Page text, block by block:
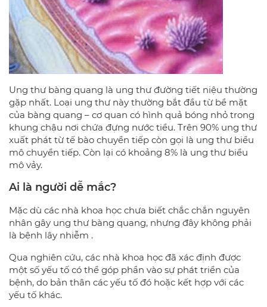
Ung thư bàng quang là ung thư đường tiết niệu thường
gặp nhất. Loại ung thư này thường bắt đầu từ bề mặt
của bàng quang – cơ quan có hình quả bóng nhỏ trong
khung chậu nơi chứa đựng nước tiểu. Trên 90% ung thư
xuất phát từ tế bào chuyển tiếp còn gọi là ung thư biểu
mô chuyển tiếp. Còn lại có khoảng 8% là ung thư biểu
mô vảy.
Ai là người dễ mắc?
Mặc dù các nhà khoa học chưa biết chắc chắn nguyên
nhân gây ung thư bàng quang, nhưng đây không phải
là bệnh lây nhiễm .
Qua nghiên cứu, các nhà khoa học đã xác định được
một số yếu tố có thể góp phần vào sự phát triển của
bệnh, do bản thân các yếu tố đó hoặc kết hợp với các
yếu tố khác.